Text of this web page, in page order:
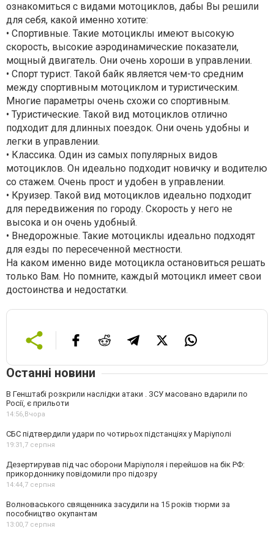
ознакомиться с видами мотоциклов, дабы Вы решили
для себя, какой именно хотите:
• Спортивные. Такие мотоциклы имеют высокую
скорость, высокие аэродинамические показатели,
мощный двигатель. Они очень хороши в управлении.
• Спорт турист. Такой байк является чем-то средним
между спортивным мотоциклом и туристическим.
Многие параметры очень схожи со спортивным.
• Туристические. Такой вид мотоциклов отлично
подходит для длинных поездок. Они очень удобны и
легки в управлении.
• Классика. Один из самых популярных видов
мотоциклов. Он идеально подходит новичку и водителю
со стажем. Очень прост и удобен в управлении.
• Круизер. Такой вид мотоциклов идеально подходит
для передвижения по городу. Скорость у него не
высока и он очень удобный.
• Внедорожные. Такие мотоциклы идеально подходят
для езды по пересеченной местности.
На каком именно виде мотоцикла остановиться решать
только Вам. Но помните, каждый мотоцикл имеет свои
достоинства и недостатки.
Останні новини
В Генштабі розкрили наслідки атаки . ЗСУ масовано вдарили по
Росії, є прильоти
14:56,Вчора
СБС підтвердили удари по чотирьох підстанціях у Маріуполі
19:31,7 серпня
Дезертирував під час оборони Маріуполя і перейшов на бік РФ:
прикордоннику повідомили про підозру
14:44,7 серпня
Волноваського священника засудили на 15 років тюрми за
пособництво окупантам
13:00,7 серпня